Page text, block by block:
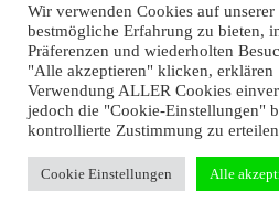
Wir verwenden Cookies auf
bestmögliche Erfahrung zu bieten,
Präferenzen und wiederholten
"Alle akzeptieren" klicken, erklären
Verwendung ALLER Cookies
jedoch die "Cookie-Einstellungen"
kontrollierte Zustimmung zu
Cookie Einstellungen Alle